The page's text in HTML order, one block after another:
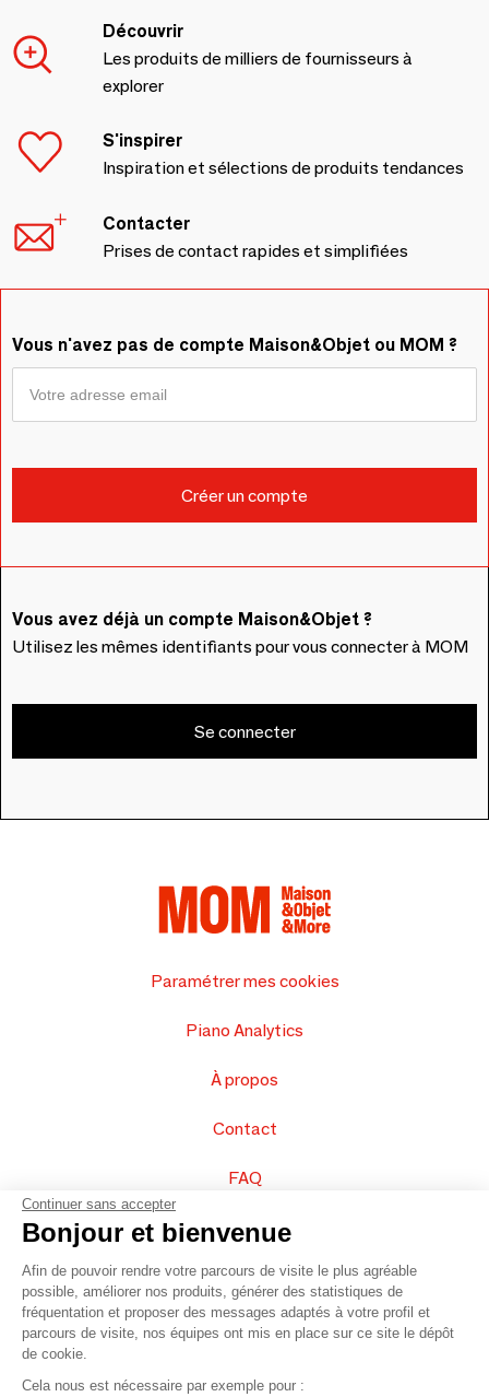
Découvrir
Les produits de milliers de fournisseurs à
explorer
S'inspirer
Inspiration et sélections de produits tendances
Contacter
Prises de contact rapides et simplifiées
Vous n'avez pas de compte Maison&Objet ou MOM ?
Vous avez déjà un compte Maison&Objet ?
Utilisez les mêmes identifiants pour vous connecter à MOM
Se connecter
Paramétrer mes cookies
Piano Analytics
À propos
Contact
FAQ
Vendez vos produits
Plan du site
© 2016 –Organisation SAFI
Continuer sans accepter
Bonjour et bienvenue
Afin de pouvoir rendre votre parcours de visite le plus agréable
possible, améliorer nos produits, générer des statistiques de
fréquentation et proposer des messages adaptés à votre profil et
parcours de visite, nos équipes ont mis en place sur ce site le dépôt
de cookie.
Cela nous est nécessaire par exemple pour :